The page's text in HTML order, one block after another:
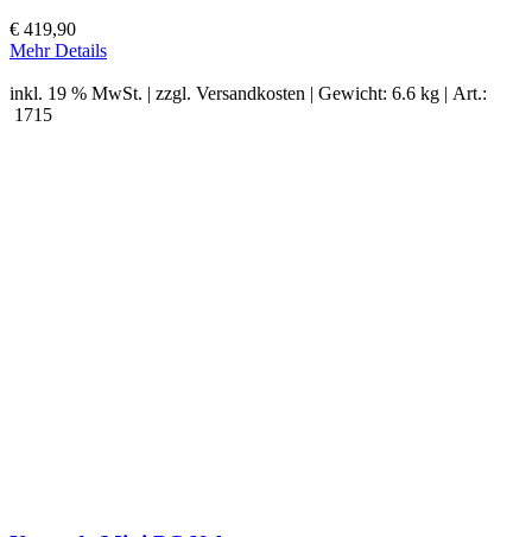
€ 419,90
Mehr Details
inkl. 19 % MwSt. | zzgl. Versandkosten | Gewicht: 6.6 kg | Art.:
1715